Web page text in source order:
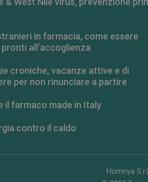
in farmacia, come essere
all’accoglienza
croniche, vacanze attive e di
per non rinunciare a partire
il farmaco made in Italy
contro il caldo
Homnya